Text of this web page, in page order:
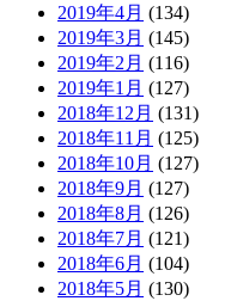
2019年4月 (134)
2019年3月 (145)
2019年2月 (116)
2019年1月 (127)
2018年12月 (131)
2018年11月 (125)
2018年10月 (127)
2018年9月 (127)
2018年8月 (126)
2018年7月 (121)
2018年6月 (104)
2018年5月 (130)